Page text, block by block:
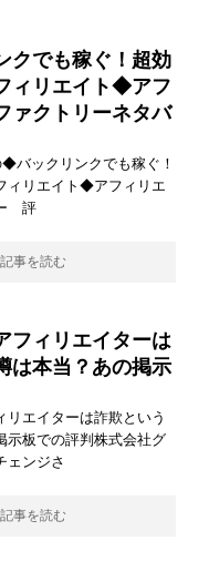
クでも稼ぐ！超効
ィリエイト◆アフ
ァクトリーネタバ
バックリンクでも稼ぐ！
リエイト◆アフィリエ
評
記事を読む
フィリエイターは
は本当？あの掲示
リエイターは詐欺という
示板での評判株式会社グ
ェンジさ
記事を読む